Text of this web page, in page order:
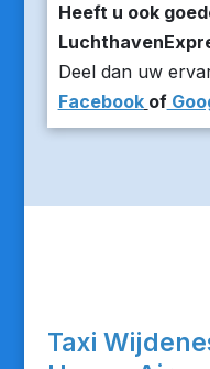
Heeft u ook
Deel dan uw
Facebook of
Taxi